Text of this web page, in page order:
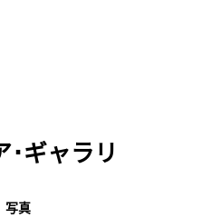
･ギャラリ
写真